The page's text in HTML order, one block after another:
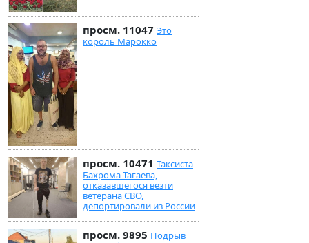
просм. 11047 Это
король Марокко
просм. 10471 Таксиста
Бахрома Тагаева,
отказавшегося везти
ветерана СВО,
депортировали из России
просм. 9895 Подрыв